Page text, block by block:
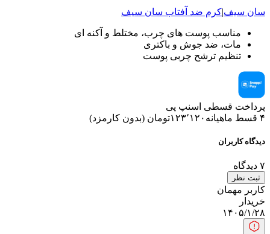
سان سیف|کرم ضد آفتاب سان سیف
مناسب پوست های چرب، مختلط و آکنه ای
مات، ضد جوش و باکتری
تنظیم ترشح چربی پوست
پرداخت قسطی اسنپ پی
۴ قسط ماهیانه
۱۲۳٬۱۲۰تومان (بدون کارمزد)
دیدگاه کاربران
۷ دیدگاه
ثبت نظر
کاربر مهمان
خریدار
۱۴۰۵/۱/۲۸